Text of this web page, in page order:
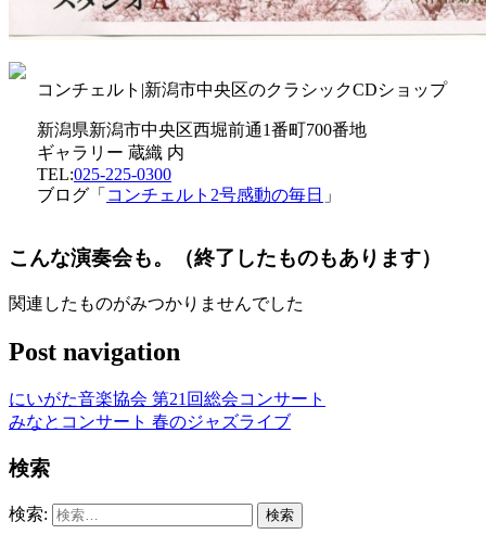
コンチェルト|新潟市中央区のクラシックCDショップ
新潟県新潟市中央区西堀前通1番町700番地
ギャラリー 蔵織 内
TEL:025-225-0300
ブログ「 コンチェルト2号感動の毎日 」
こんな演奏会も。（終了したものもあります）
関連したものがみつかりませんでした
Post navigation
にいがた音楽協会 第21回総会コンサート
みなとコンサート 春のジャズライブ
検索
検索: